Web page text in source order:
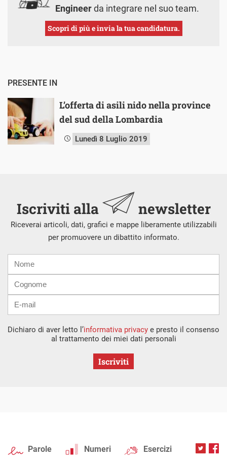
Engineerda integrare nel suo team.
Scopri di più e invia la tua candidatura.
PRESENTE IN
L’offerta di asili nido nella province
del sud della Lombardia
Lunedì 8 Luglio 2019
Iscriviti alla newsletter
Riceverai articoli, dati, grafici e mappe liberamente utilizzabili
per promuovere un dibattito informato.
mail
Dichiaro di aver letto l’informativa privacy e presto il consenso
al trattamento dei miei dati personali
Iscriviti
Parole Numeri Esercizi